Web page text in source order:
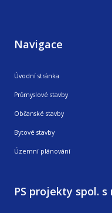
Navigace
Úvodní stránka
Průmyslové stavby
Občanské stavby
Bytové stavby
Územní plánování
PS projekty spol. s